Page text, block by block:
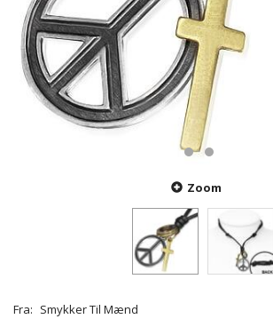
Zoom
Fra: Smykker Til Mænd